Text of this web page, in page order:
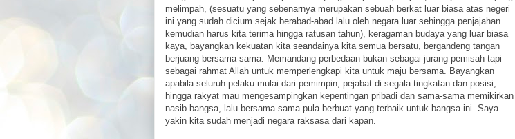
melimpah, (sesuatu yang sebenarnya merupakan sebuah berkat luar biasa atas negeri
ini yang sudah dicium sejak berabad-abad lalu oleh negara luar sehingga penjajahan
kemudian harus kita terima hingga ratusan tahun), keragaman budaya yang luar biasa
kaya, bayangkan kekuatan kita seandainya kita semua bersatu, bergandeng tangan
berjuang bersama-sama. Memandang perbedaan bukan sebagai jurang pemisah tapi
sebagai rahmat Allah untuk memperlengkapi kita untuk maju bersama. Bayangkan
apabila seluruh pelaku mulai dari pemimpin, pejabat di segala tingkatan dan posisi,
hingga rakyat mau mengesampingkan kepentingan pribadi dan sama-sama memikirkan
nasib bangsa, lalu bersama-sama pula berbuat yang terbaik untuk bangsa ini. Saya
yakin kita sudah menjadi negara raksasa dari kapan.